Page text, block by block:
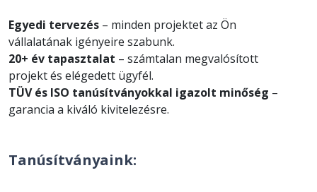
Egyedi tervezés – minden projektet az Ön
vállalatának igényeire szabunk.
20+ év tapasztalat – számtalan megvalósított
projekt és elégedett ügyfél.
TÜV és ISO tanúsítványokkal igazolt minőség –
garancia a kiváló kivitelezésre.
Tanúsítványaink: